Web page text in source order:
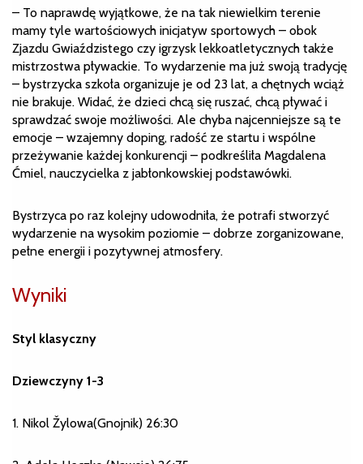
– To naprawdę wyjątkowe, że na tak niewielkim terenie
mamy tyle wartościowych inicjatyw sportowych – obok
Zjazdu Gwiaździstego czy igrzysk lekkoatletycznych także
mistrzostwa pływackie. To wydarzenie ma już swoją tradycję
– bystrzycka szkoła organizuje je od 23 lat, a chętnych wciąż
nie brakuje. Widać, że dzieci chcą się ruszać, chcą pływać i
sprawdzać swoje możliwości. Ale chyba najcenniejsze są te
emocje – wzajemny doping, radość ze startu i wspólne
przeżywanie każdej konkurencji – podkreśliła Magdalena
Ćmiel, nauczycielka z jabłonkowskiej podstawówki.
Bystrzyca po raz kolejny udowodniła, że potrafi stworzyć
wydarzenie na wysokim poziomie – dobrze zorganizowane,
pełne energii i pozytywnej atmosfery.
Wyniki
Styl klasyczny
Dziewczyny 1-3
1. Nikol Žylowa(Gnojnik) 26:30